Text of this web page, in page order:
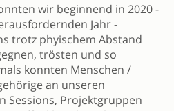
wir beginnend in 2020 -
Jahr -
trotz phyischem Abstand
trösten und so
konnten Menschen /
an unseren
Sessions, Projektgruppen